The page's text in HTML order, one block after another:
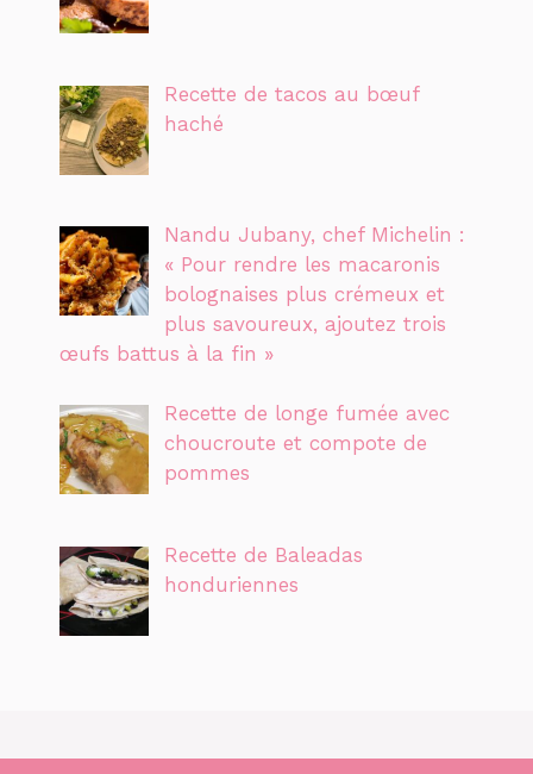
Recette de tacos au bœuf
haché
Nandu Jubany, chef Michelin :
« Pour rendre les macaronis
bolognaises plus crémeux et
plus savoureux, ajoutez trois
œufs battus à la fin »
Recette de longe fumée avec
choucroute et compote de
pommes
Recette de Baleadas
honduriennes